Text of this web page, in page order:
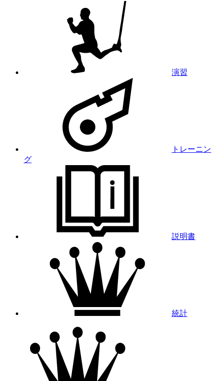
演習
トレーニン
グ
説明書
統計